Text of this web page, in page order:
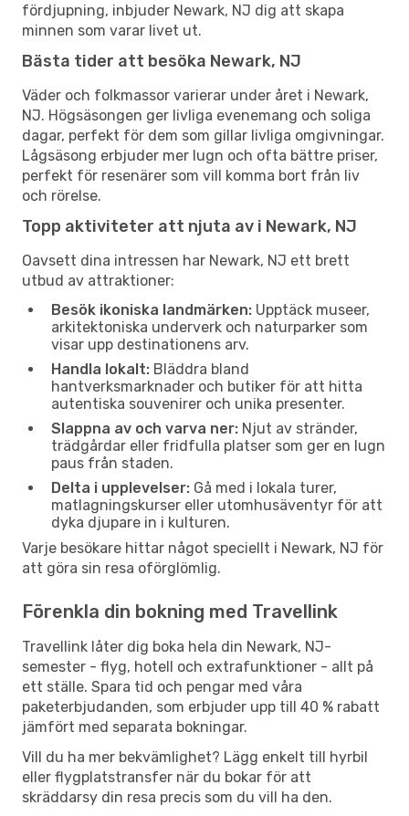
fördjupning, inbjuder Newark, NJ dig att skapa
minnen som varar livet ut.
Bästa tider att besöka Newark, NJ
Väder och folkmassor varierar under året i Newark,
NJ. Högsäsongen ger livliga evenemang och soliga
dagar, perfekt för dem som gillar livliga omgivningar.
Lågsäsong erbjuder mer lugn och ofta bättre priser,
perfekt för resenärer som vill komma bort från liv
och rörelse.
Topp aktiviteter att njuta av i Newark, NJ
Oavsett dina intressen har Newark, NJ ett brett
utbud av attraktioner:
Besök ikoniska landmärken: Upptäck museer,
arkitektoniska underverk och naturparker som
visar upp destinationens arv.
Handla lokalt: Bläddra bland
hantverksmarknader och butiker för att hitta
autentiska souvenirer och unika presenter.
Slappna av och varva ner: Njut av stränder,
trädgårdar eller fridfulla platser som ger en lugn
paus från staden.
Delta i upplevelser: Gå med i lokala turer,
matlagningskurser eller utomhusäventyr för att
dyka djupare in i kulturen.
Varje besökare hittar något speciellt i Newark, NJ för
att göra sin resa oförglömlig.
Förenkla din bokning med Travellink
Travellink låter dig boka hela din Newark, NJ-
semester - flyg, hotell och extrafunktioner - allt på
ett ställe. Spara tid och pengar med våra
paketerbjudanden, som erbjuder upp till 40 % rabatt
jämfört med separata bokningar.
Vill du ha mer bekvämlighet? Lägg enkelt till hyrbil
eller flygplatstransfer när du bokar för att
skräddarsy din resa precis som du vill ha den.